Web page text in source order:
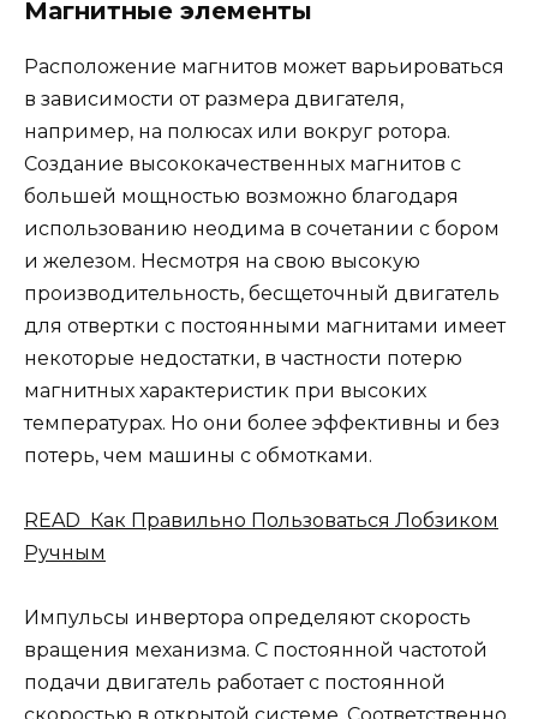
Магнитные элементы
Расположение магнитов может варьироваться
в зависимости от размера двигателя,
например, на полюсах или вокруг ротора.
Создание высококачественных магнитов с
большей мощностью возможно благодаря
использованию неодима в сочетании с бором
и железом. Несмотря на свою высокую
производительность, бесщеточный двигатель
для отвертки с постоянными магнитами имеет
некоторые недостатки, в частности потерю
магнитных характеристик при высоких
температурах. Но они более эффективны и без
потерь, чем машины с обмотками.
READ Как Правильно Пользоваться Лобзиком
Ручным
Импульсы инвертора определяют скорость
вращения механизма. С постоянной частотой
подачи двигатель работает с постоянной